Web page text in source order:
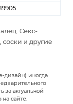
Секс-
и другие
дизайн) иногда
за актуальной
сайте.